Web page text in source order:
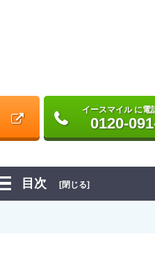
イースマイル に電
0120-
目次 [閉じる]